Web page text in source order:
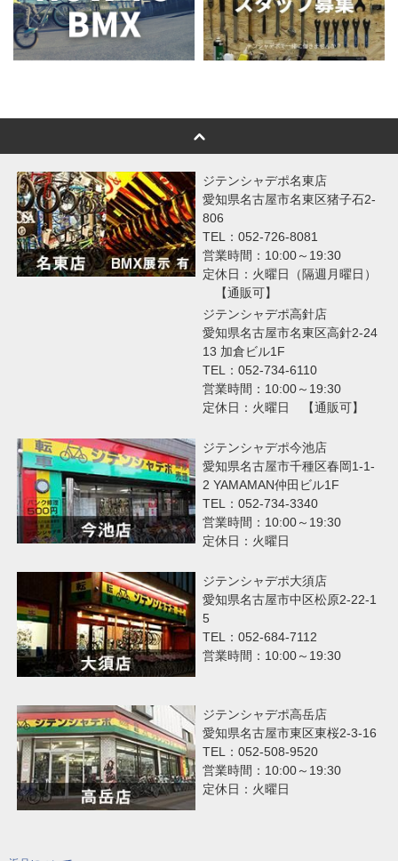
ジテンシャデポ名東店
愛知県名古屋市名東区猪子石2-
806
TEL：052-726-8081
営業時間：10:00～19:30
定休日：火曜日（隔週月曜日）
【通販可】
ジテンシャデポ高針店
愛知県名古屋市名東区高針2-24
13 加倉ビル1F
TEL：052-734-6110
営業時間：10:00～19:30
定休日：火曜日 【通販可】
ジテンシャデポ今池店
愛知県名古屋市千種区春岡1-1-
2 YAMAMAN仲田ビル1F
TEL：052-734-3340
営業時間：10:00～19:30
定休日：火曜日
ジテンシャデポ大須店
愛知県名古屋市中区松原2-22-1
5
TEL：052-684-7112
営業時間：10:00～19:30
ジテンシャデポ高岳店
愛知県名古屋市東区東桜2-3-16
TEL：052-508-9520
営業時間：10:00～19:30
定休日：火曜日